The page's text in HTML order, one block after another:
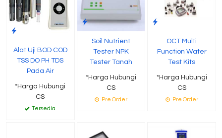
Alat Uji BOD COD
TSS DO PH TDS
Pada Air
*Harga Hubungi
CS
Tersedia
Soil Nutrient
Tester NPK
Tester Tanah
*Harga Hubungi
CS
Pre Order
OCT Multi
Function Water
Test Kits
*Harga Hubungi
CS
Pre Order